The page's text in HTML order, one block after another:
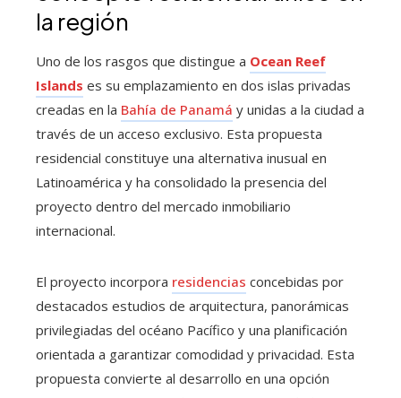
la región
Uno de los rasgos que distingue a Ocean Reef
Islands es su emplazamiento en dos islas privadas
creadas en la Bahía de Panamá y unidas a la ciudad a
través de un acceso exclusivo. Esta propuesta
residencial constituye una alternativa inusual en
Latinoamérica y ha consolidado la presencia del
proyecto dentro del mercado inmobiliario
internacional.
El proyecto incorpora residencias concebidas por
destacados estudios de arquitectura, panorámicas
privilegiadas del océano Pacífico y una planificación
orientada a garantizar comodidad y privacidad. Esta
propuesta convierte al desarrollo en una opción